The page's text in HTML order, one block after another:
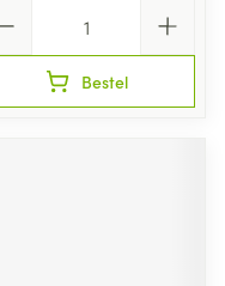
Bestel